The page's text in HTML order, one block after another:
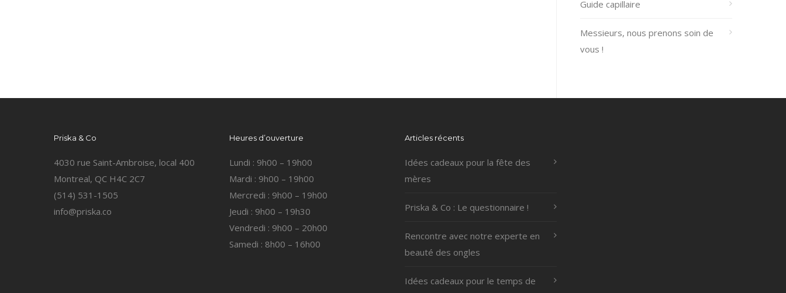
Guide capillaire
Messieurs, nous prenons soin de
vous !
Priska & Co
4030 rue Saint-Ambroise, local 400
Montreal, QC H4C 2C7
(514) 531-1505
info@priska.co
Heures d’ouverture
Lundi : 9h00 – 19h00
Mardi : 9h00 – 19h00
Mercredi : 9h00 – 19h00
Jeudi : 9h00 – 19h30
Vendredi : 9h00 – 20h00
Samedi : 8h00 – 16h00
Articles récents
Idées cadeaux pour la fête des
mères
Priska & Co : Le questionnaire !
Rencontre avec notre experte en
beauté des ongles
Idées cadeaux pour le temps de